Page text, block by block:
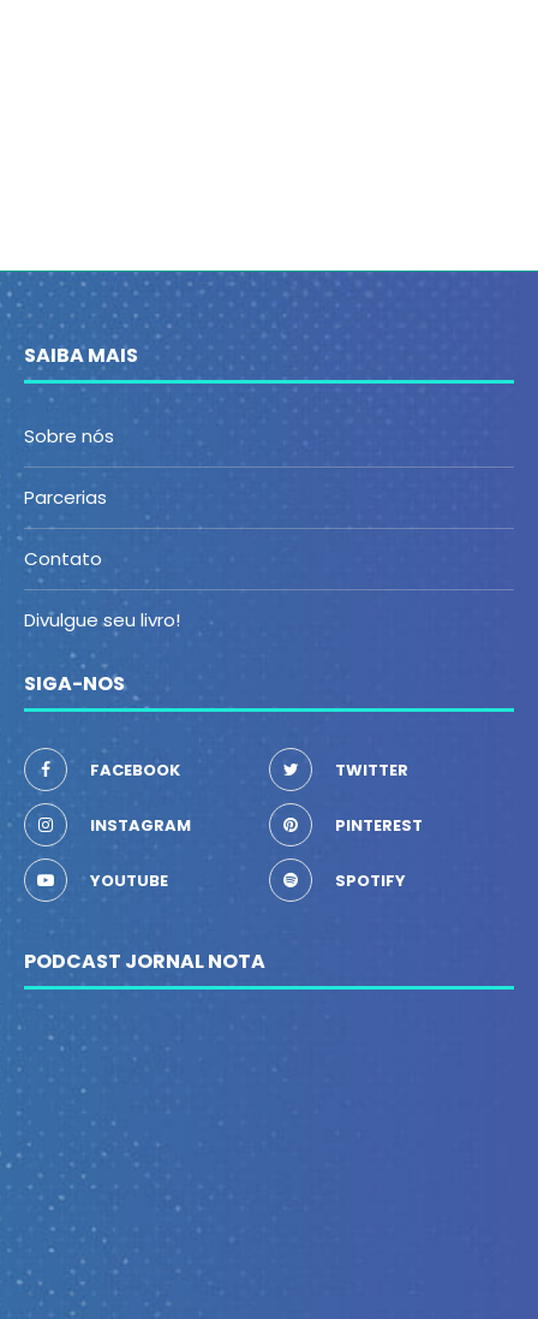
SAIBA MAIS
Sobre nós
Parcerias
Contato
Divulgue seu livro!
SIGA-NOS
FACEBOOK TWITTER
INSTAGRAM PINTEREST
YOUTUBE SPOTIFY
PODCAST JORNAL NOTA